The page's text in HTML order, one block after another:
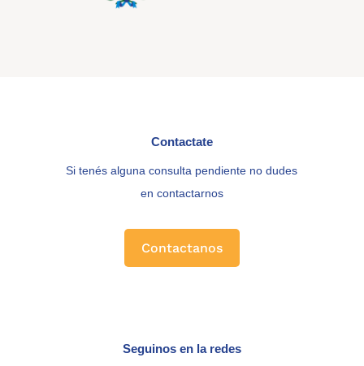
Contactate
Si tenés alguna consulta pendiente no dudes
en contactarnos
Contactanos
Seguinos en la redes